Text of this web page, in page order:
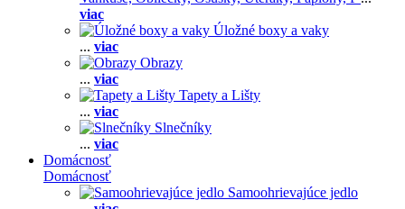
viac
Úložné boxy a vaky
... viac
Obrazy
... viac
Tapety a Lišty
... viac
Slnečníky
... viac
Domácnosť
Domácnosť
Samoohrievajúce jedlo